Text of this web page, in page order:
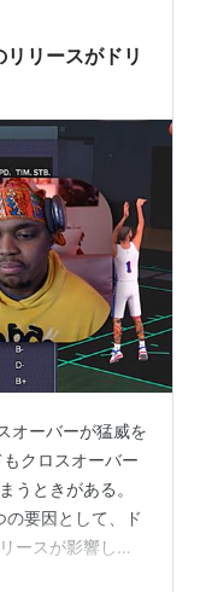
リースがドリ
オーバーが猛威を
クロスオーバー
うときがある。
の要因として、ド
ースが影響して